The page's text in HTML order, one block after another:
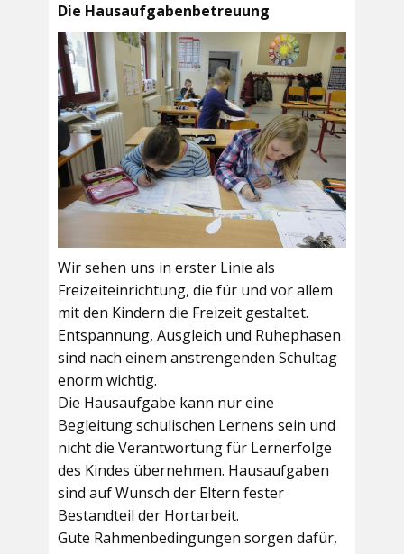
Die Hausaufgabenbetreuung
Wir sehen uns in erster Linie als
Freizeiteinrichtung, die für und vor allem
mit den Kindern die Freizeit gestaltet.
Entspannung, Ausgleich und Ruhephasen
sind nach einem anstrengenden Schultag
enorm wichtig.
Die Hausaufgabe kann nur eine
Begleitung schulischen Lernens sein und
nicht die Verantwortung für Lernerfolge
des Kindes übernehmen. Hausaufgaben
sind auf Wunsch der Eltern fester
Bestandteil der Hortarbeit.
Gute Rahmenbedingungen sorgen dafür,